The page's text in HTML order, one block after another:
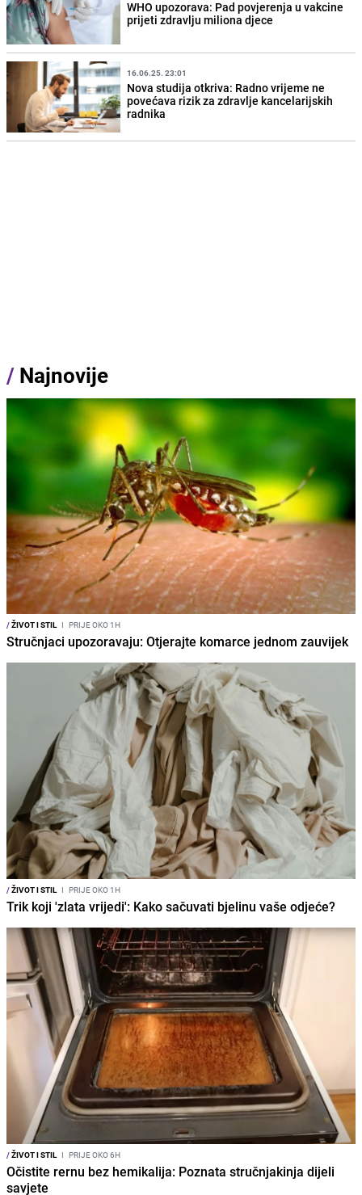
WHO upozorava: Pad povjerenja u vakcine
prijeti zdravlju miliona djece
16.06.25. 23:01
Nova studija otkriva: Radno vrijeme ne
povećava rizik za zdravlje kancelarijskih
radnika
/ Najnovije
/ŽIVOT I STIL I PRIJE OKO 1H
Stručnjaci upozoravaju: Otjerajte komarce jednom zauvijek
/ŽIVOT I STIL I PRIJE OKO 1H
Trik koji 'zlata vrijedi': Kako sačuvati bjelinu vaše odjeće?
/ŽIVOT I STIL I PRIJE OKO 6H
Očistite rernu bez hemikalija: Poznata stručnjakinja dijeli
savjete